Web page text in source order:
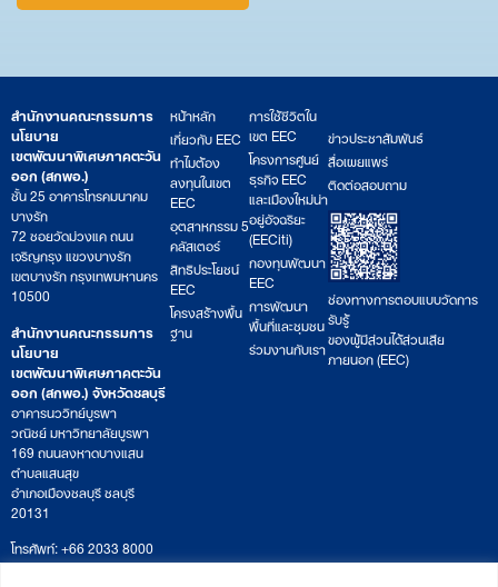
สำนักงานคณะกรรมการ
นโยบาย
เขตพัฒนาพิเศษภาคตะวัน
ออก (สกพอ.)
ชั้น 25 อาคารโทรคมนาคม
บางรัก
72 ซอยวัดม่วงแค ถนน
เจริญกรุง แขวงบางรัก
เขตบางรัก กรุงเทพมหานคร
10500
สำนักงานคณะกรรมการ
นโยบาย
เขตพัฒนาพิเศษภาคตะวัน
ออก (สกพอ.) จังหวัดชลบุรี
อาคารนววิทย์บูรพา
วณิชย์ มหาวิทยาลัยบูรพา
169 ถนนลงหาดบางแสน
ตำบลแสนสุข
อำเภอเมืองชลบุรี ชลบุรี
20131
โทรศัพท์: +66 2033 8000
เวลาทำการ: จันทร์ – ศุกร์
หน้าหลัก
เกี่ยวกับ EEC
ทำไมต้อง
ลงทุนในเขต
EEC
อุตสาหกรรม 5
คลัสเตอร์
สิทธิประโยชน์
EEC
โครงสร้างพื้น
ฐาน
การใช้ชีวิตใน
เขต EEC
โครงการศูนย์
ธุรกิจ EEC
และเมืองใหม่น่า
อยู่อัจฉริยะ
(EECiti)
กองทุนพัฒนา
EEC
การพัฒนา
พื้นที่และชุมชน
ร่วมงานกับเรา
ข่าวประชาสัมพันธ์
สื่อเผยแพร่
ติดต่อสอบถาม
ช่องทางการตอบแบบวัดการ
รับรู้
ของผู้มีส่วนได้ส่วนเสีย
ภายนอก (EEC)